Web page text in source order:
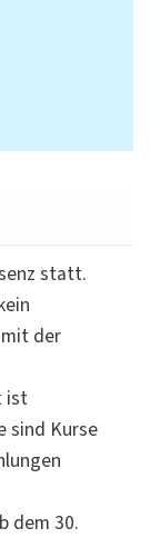
statt.
der
ist
sind Kurse
dem 30.